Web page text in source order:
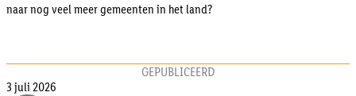
naar nog veel meer gemeenten in het land?
GEPUBLICEERD
3 juli 2026